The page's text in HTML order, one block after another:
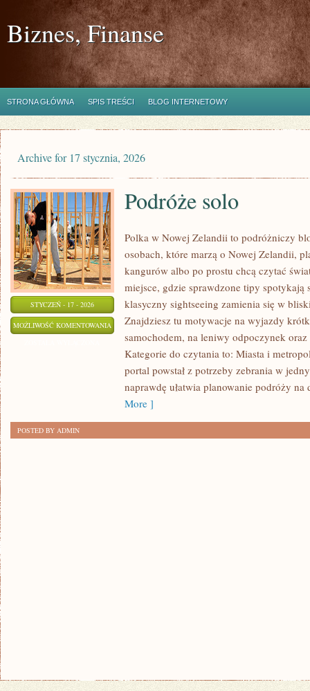
Biznes, Finanse
STRONA GŁÓWNA SPIS TREŚCI BLOG INTERNETOWY
Archive for 17 stycznia, 2026
STYCZEŃ - 17 - 2026
MOŻLIWOŚĆ KOMENTOWANIA PODRÓŻE
SOLO
Podróże solo
Polka w Nowej Zelandii to podróżniczy
osobach, które marzą o Nowej Zelandii,
kangurów albo po prostu chcą czytać
miejsce, gdzie sprawdzone tipy spotykają
klasyczny sightseeing zamienia się w
Znajdziesz tu motywacje na wyjazdy
samochodem, na leniwy odpoczynek
Kategorie do czytania to: Miasta i
portal powstał z potrzeby zebrania w
naprawdę ułatwia planowanie podróży
More ]
POSTED BY ADMIN